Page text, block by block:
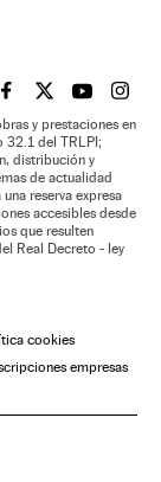
EL PAÍS BRASIL EN
EL PAÍSEL PAÍS
EL
y prestaciones en
32.1 del TRLPI;
distribución y
de actualidad
reserva expresa
accesibles desde
que resulten
Real Decreto - ley
cookies
empresas